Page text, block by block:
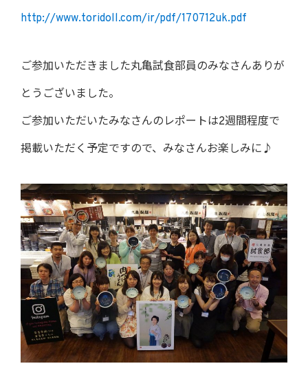
http://www.toridoll.com/ir/pdf/170712uk.pdf
ご参加いただきました丸亀試食部員のみなさんありが
とうございました。
ご参加いただいたみなさんのレポートは2週間程度で
掲載いただく予定ですので、みなさんお楽しみに♪